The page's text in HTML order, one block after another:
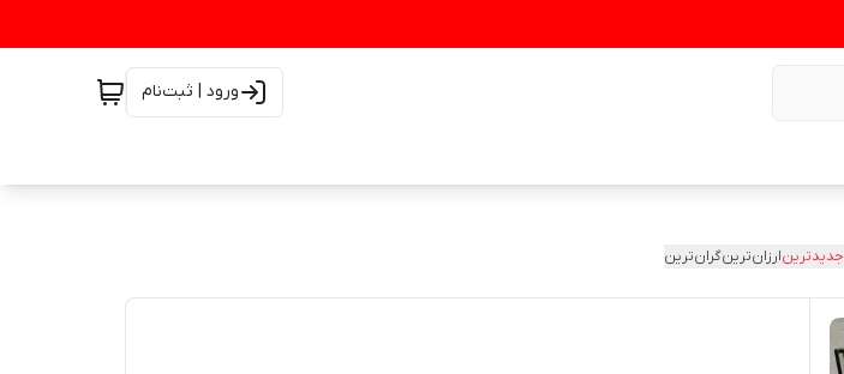
ورود | ثبت‌نام
جدیدترینارزان‌ترینگران‌ترین